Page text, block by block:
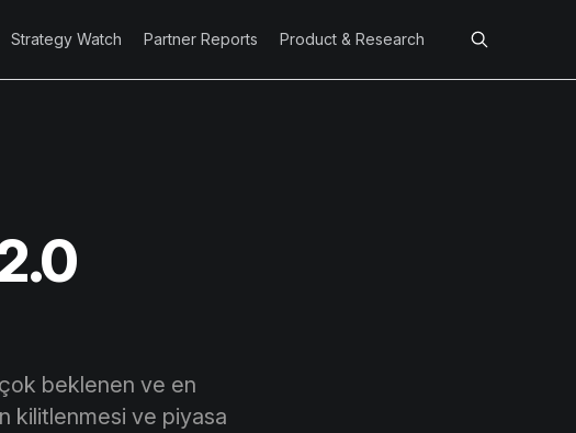
Strategy Watch Partner Reports Product & Research
beklenen ve en
kilitlenmesi ve piyasa